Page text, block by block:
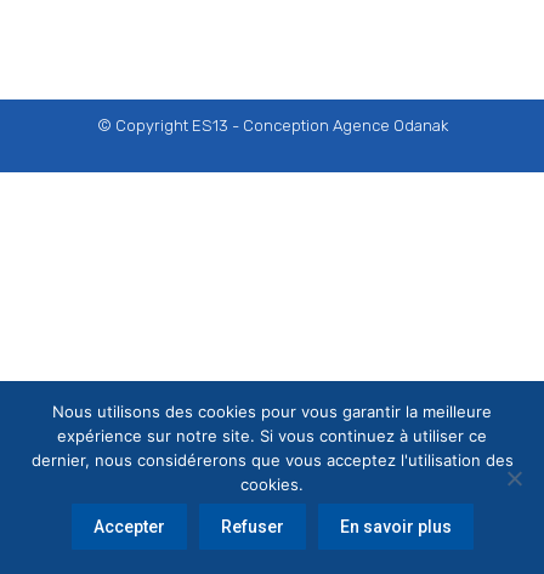
© Copyright ES13 - Conception Agence Odanak
Nous utilisons des cookies pour vous garantir la meilleure
expérience sur notre site. Si vous continuez à utiliser ce
dernier, nous considérerons que vous acceptez l'utilisation des
cookies.
Accepter Refuser En savoir plus